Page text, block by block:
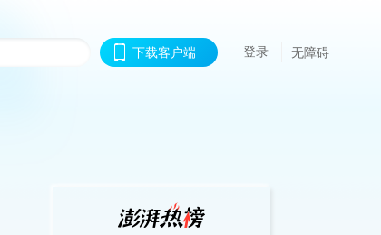
下载客户端 登录 无障碍